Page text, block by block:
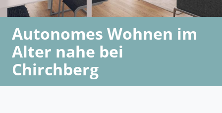
Autonomes Wohnen im
Alter nahe bei
Chirchberg